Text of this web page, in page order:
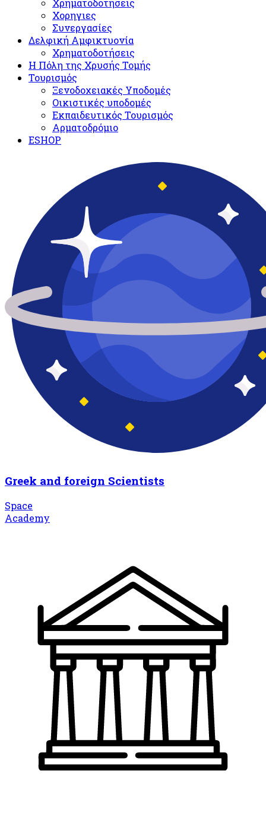
Χρηματοδοτήσεις
Χορηγιες
Συνεργασίες
Δελφική Αμφικτυονία
Χρηματοδοτήσεις
Η Πόλη της Χρυσής Τομής
Τουρισμός
Ξενοδοχειακές Υποδομές​
Oικιστικές υποδομές
Εκπαιδευτικός Τουρισμός
Αρματοδρόμιο
ESHOP
Greek and foreign Scientists
Space
Academy